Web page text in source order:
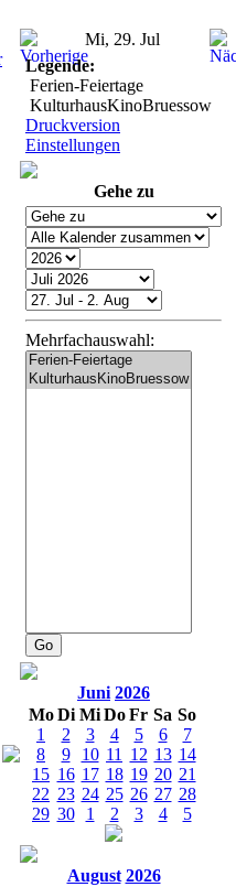
Mi, 29. Jul
Legende:
Ferien-Feiertage
KulturhausKinoBruessow
Druckversion
Einstellungen
Gehe zu
Mehrfachauswahl:
Juni 2026
Mo Di MiDo Fr Sa So
1
2 3 4 5 6
7
8
9 10 11 12 13 14
15 16 17 18 19 20 21
22 23 24 25 26 27 28
29 30 1 2 3 4 5
August 2026